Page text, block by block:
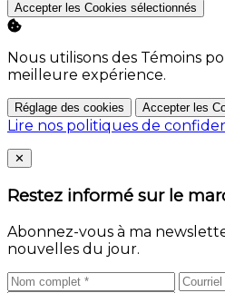
Accepter les Cookies sélectionnés
Nous utilisons des Témoins
meilleure expérience.
Réglage des cookies Accepter les
Lire nos politiques de
Close
✕
Restez informé sur le
Abonnez-vous à ma
nouvelles du jour.